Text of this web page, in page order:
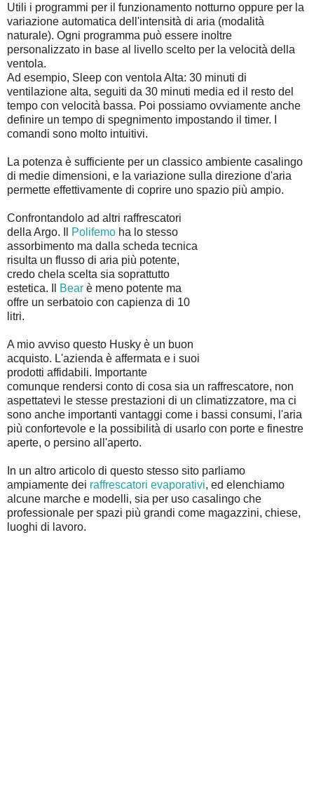
Utili i programmi per il funzionamento notturno oppure per la
variazione automatica dell'intensità di aria (modalità
naturale). Ogni programma può essere inoltre
personalizzato in base al livello scelto per la velocità della
ventola.
Ad esempio, Sleep con ventola Alta: 30 minuti di
ventilazione alta, seguiti da 30 minuti media ed il resto del
tempo con velocità bassa. Poi possiamo ovviamente anche
definire un tempo di spegnimento impostando il timer. I
comandi sono molto intuitivi.
La potenza è sufficiente per un classico ambiente casalingo
di medie dimensioni, e la variazione sulla direzione d'aria
permette effettivamente di coprire uno spazio più ampio.
Confrontandolo ad altri raffrescatori
della Argo. Il
Polifemo ha lo stesso
assorbimento ma dalla scheda tecnica
risulta un flusso di aria più potente,
credo chela scelta sia soprattutto
estetica. Il
Bear è meno potente ma
offre un serbatoio con capienza di 10
litri.
A mio avviso questo Husky è un buon
acquisto. L'azienda è affermata e i suoi
prodotti affidabili. Importante
comunque rendersi conto di cosa sia un raffrescatore, non
aspettatevi le stesse prestazioni di un climatizzatore, ma ci
sono anche importanti vantaggi come i bassi consumi, l'aria
più confortevole e la possibilità di usarlo con porte e finestre
aperte, o persino all'aperto.
In un altro articolo di questo stesso sito parliamo
ampiamente dei raffrescatori evaporativi, ed elenchiamo
alcune marche e modelli, sia per uso casalingo che
professionale per spazi più grandi come magazzini, chiese,
luoghi di lavoro.